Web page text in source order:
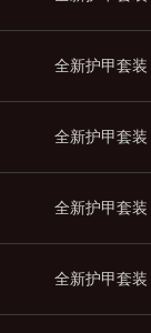
全新护甲套装
全新护甲套装
全新护甲套装
全新护甲套装